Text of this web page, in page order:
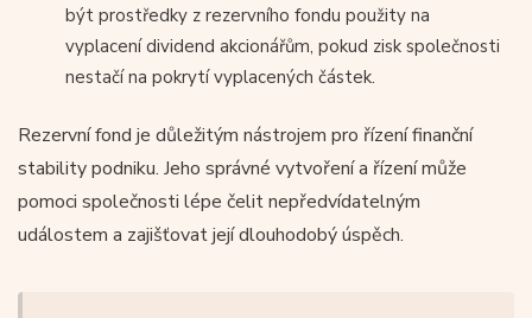
být prostředky z rezervního fondu použity na
vyplacení dividend akcionářům, pokud zisk společnosti
nestačí na pokrytí vyplacených částek.
Rezervní fond je důležitým nástrojem pro řízení finanční
stability podniku. Jeho správné vytvoření a řízení může
pomoci společnosti lépe čelit nepředvídatelným
událostem a zajišťovat její dlouhodobý úspěch.